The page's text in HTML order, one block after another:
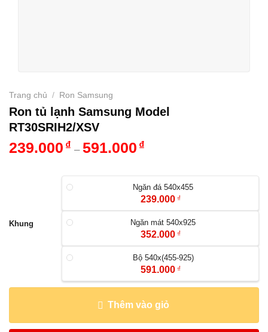
Trang chủ / Ron Samsung
Ron tủ lạnh Samsung Model
RT30SRIH2/XSV
239.000 ₫ – 591.000 ₫
Khung
Ngăn đá 540x455
239.000 ₫
Ngăn mát 540x925
352.000 ₫
Bộ 540x(455-925)
591.000 ₫
Thêm vào giỏ